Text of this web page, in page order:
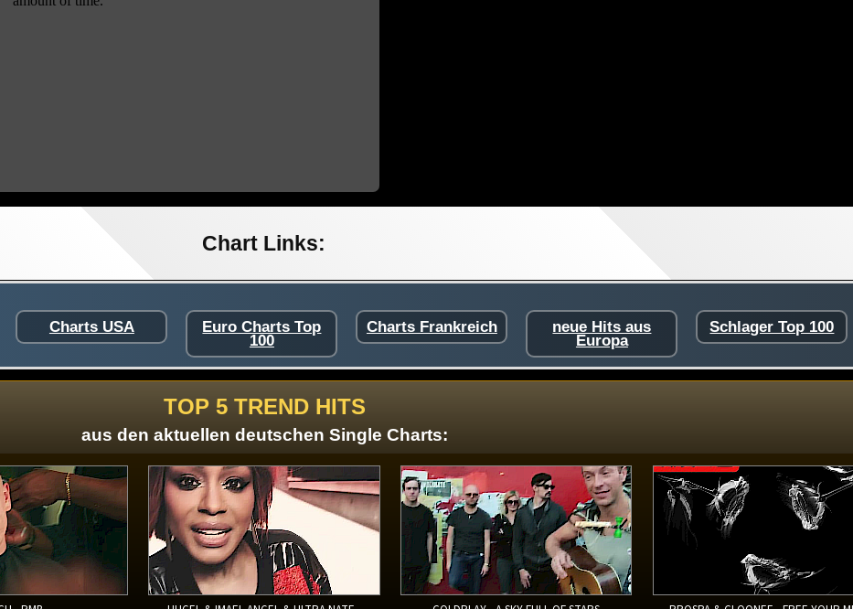
Chart Links:
Charts USA Euro Charts Top
100
Charts Frankreich neue Hits aus
Europa
Schlager Top 100
TOP 5 TREND HITS
aus den aktuellen deutschen Single Charts: